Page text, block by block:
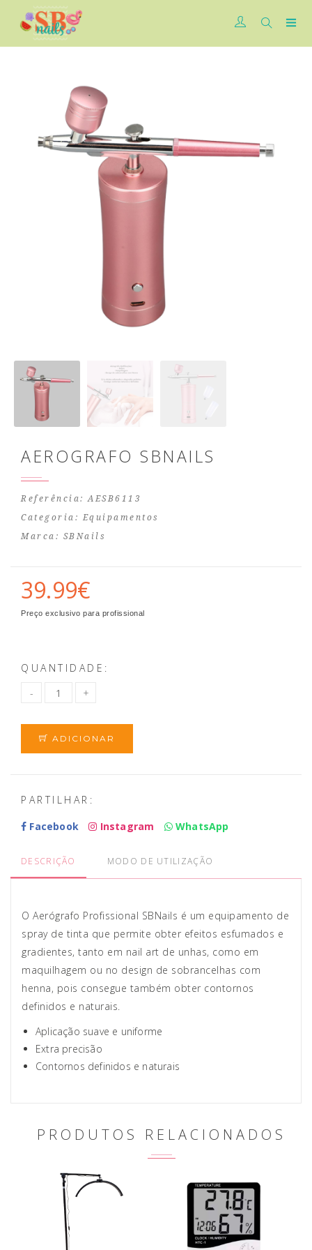
AEROGRAFO SBNAILS
Referência: AESB6113
Categoria: Equipamentos
Marca: SBNails
39.99€
Preço exclusivo para profissional
QUANTIDADE:
ADICIONAR
PARTILHAR:
Facebook
Instagram WhatsApp
DESCRIÇÃO MODO DE UTILIZAÇÃO
O Aerógrafo Profissional SBNails é um equipamento de
spray de tinta que permite obter efeitos esfumados e
gradientes, tanto em nail art de unhas, como em
maquilhagem ou no design de sobrancelhas com
henna, pois consegue também obter contornos
definidos e naturais.
Aplicação suave e uniforme
Extra precisão
Contornos definidos e naturais
PRODUTOS RELACIONADOS